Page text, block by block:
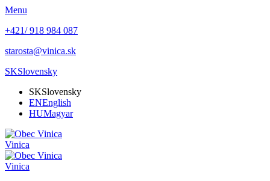
Menu
+421/ 918 984 087
starosta@vinica.sk
SKSlovensky
SKSlovensky
ENEnglish
HUMagyar
Vinica
Vinica